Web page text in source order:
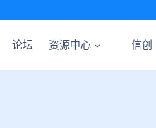
论坛 资源中心 信创